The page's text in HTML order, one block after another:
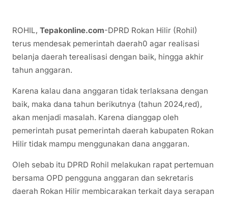
ROHIL, Tepakonline.com-DPRD Rokan Hilir (Rohil)
terus mendesak pemerintah daerah0 agar realisasi
belanja daerah terealisasi dengan baik, hingga akhir
tahun anggaran.
Karena kalau dana anggaran tidak terlaksana dengan
baik, maka dana tahun berikutnya (tahun 2024,red),
akan menjadi masalah. Karena dianggap oleh
pemerintah pusat pemerintah daerah kabupaten Rokan
Hilir tidak mampu menggunakan dana anggaran.
Oleh sebab itu DPRD Rohil melakukan rapat pertemuan
bersama OPD pengguna anggaran dan sekretaris
daerah Rokan Hilir membicarakan terkait daya serapan